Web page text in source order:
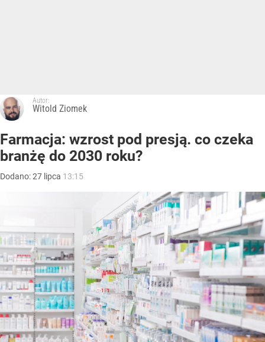
Autor:
Witold Ziomek
Farmacja: wzrost pod presją. co czeka
branżę do 2030 roku?
Dodano:27 lipca 13:15